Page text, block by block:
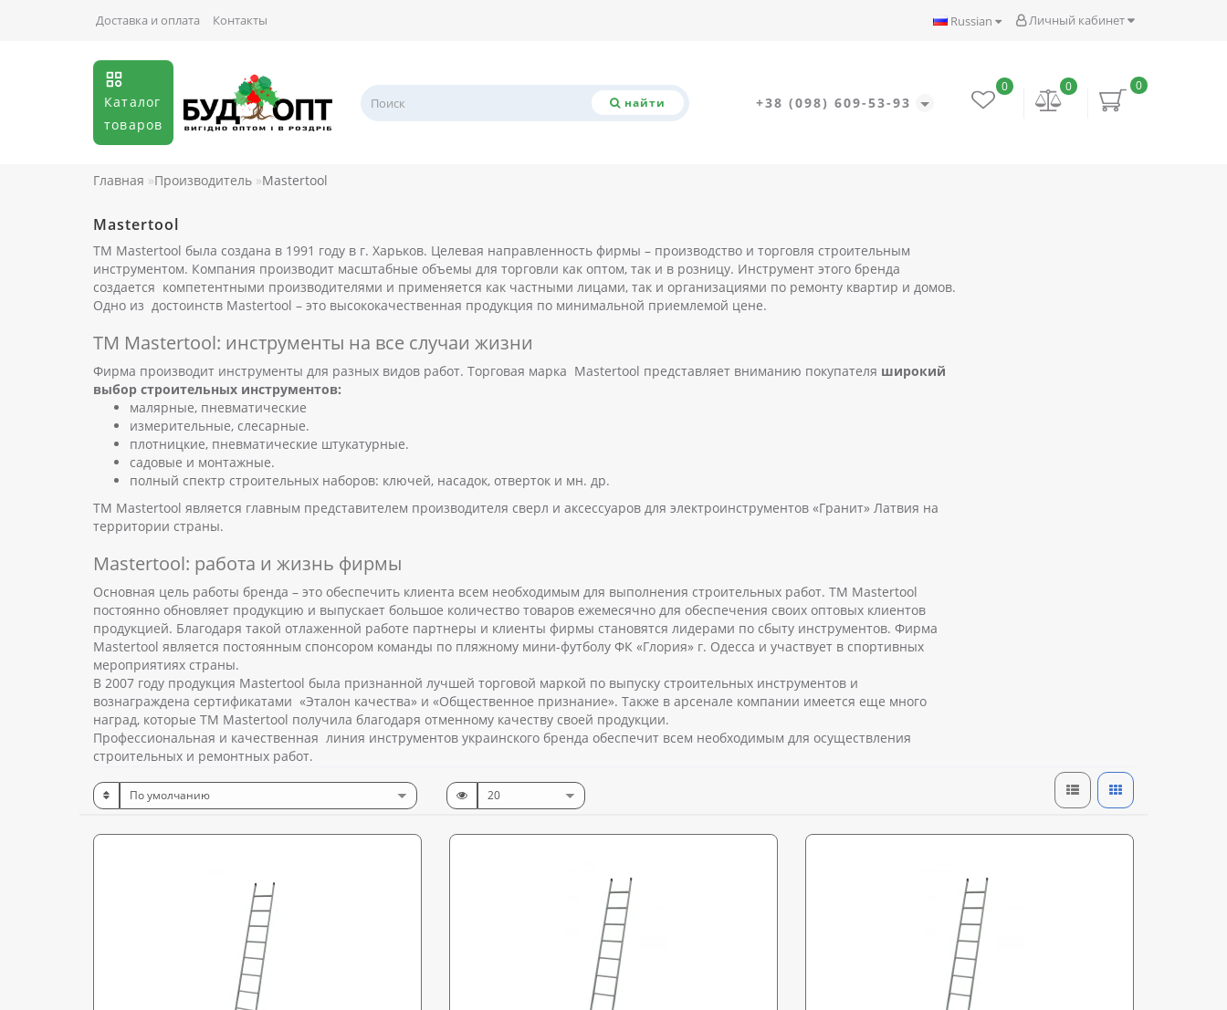
Личный кабинет
Russian
Доставка и оплата Контакты
Каталог
товаров
найти +38 (098) 609-53-93
0
0
0
Главная Производитель Mastertool
Mastertool
ТМ Mastertool была создана в 1991 году в г. Харьков. Целевая направленность фирмы – производство и торговля строительным
инструментом. Компания производит масштабные объемы для торговли как оптом, так и в розницу. Инструмент этого бренда
создается компетентными производителями и применяется как частными лицами, так и организациями по ремонту квартир и домов.
Одно из достоинств Mastertool – это высококачественная продукция по минимальной приемлемой цене.
ТМ Mastertool: инструменты на все случаи жизни
Фирма производит инструменты для разных видов работ. Торговая марка Mastertool представляет вниманию покупателя широкий
выбор строительных инструментов:
малярные, пневматические
измерительные, слесарные.
плотницкие, пневматические штукатурные.
садовые и монтажные.
полный спектр строительных наборов: ключей, насадок, отверток и мн. др.
ТМ Mastertool является главным представителем производителя сверл и аксессуаров для электроинструментов «Гранит» Латвия на
территории страны.
Mastertool: работа и жизнь фирмы
Основная цель работы бренда – это обеспечить клиента всем необходимым для выполнения строительных работ. ТМ Mastertool
постоянно обновляет продукцию и выпускает большое количество товаров ежемесячно для обеспечения своих оптовых клиентов
продукцией. Благодаря такой отлаженной работе партнеры и клиенты фирмы становятся лидерами по сбыту инструментов. Фирма
Mastertool является постоянным спонсором команды по пляжному мини-футболу ФК «Глория» г. Одесса и участвует в спортивных
мероприятиях страны.
В 2007 году продукция Mastertool была признанной лучшей торговой маркой по выпуску строительных инструментов и
вознаграждена сертификатами «Эталон качества» и «Общественное признание». Также в арсенале компании имеется еще много
наград, которые ТМ Mastertool получила благодаря отменному качеству своей продукции.
Профессиональная и качественная линия инструментов украинского бренда обеспечит всем необходимым для осуществления
строительных и ремонтных работ.